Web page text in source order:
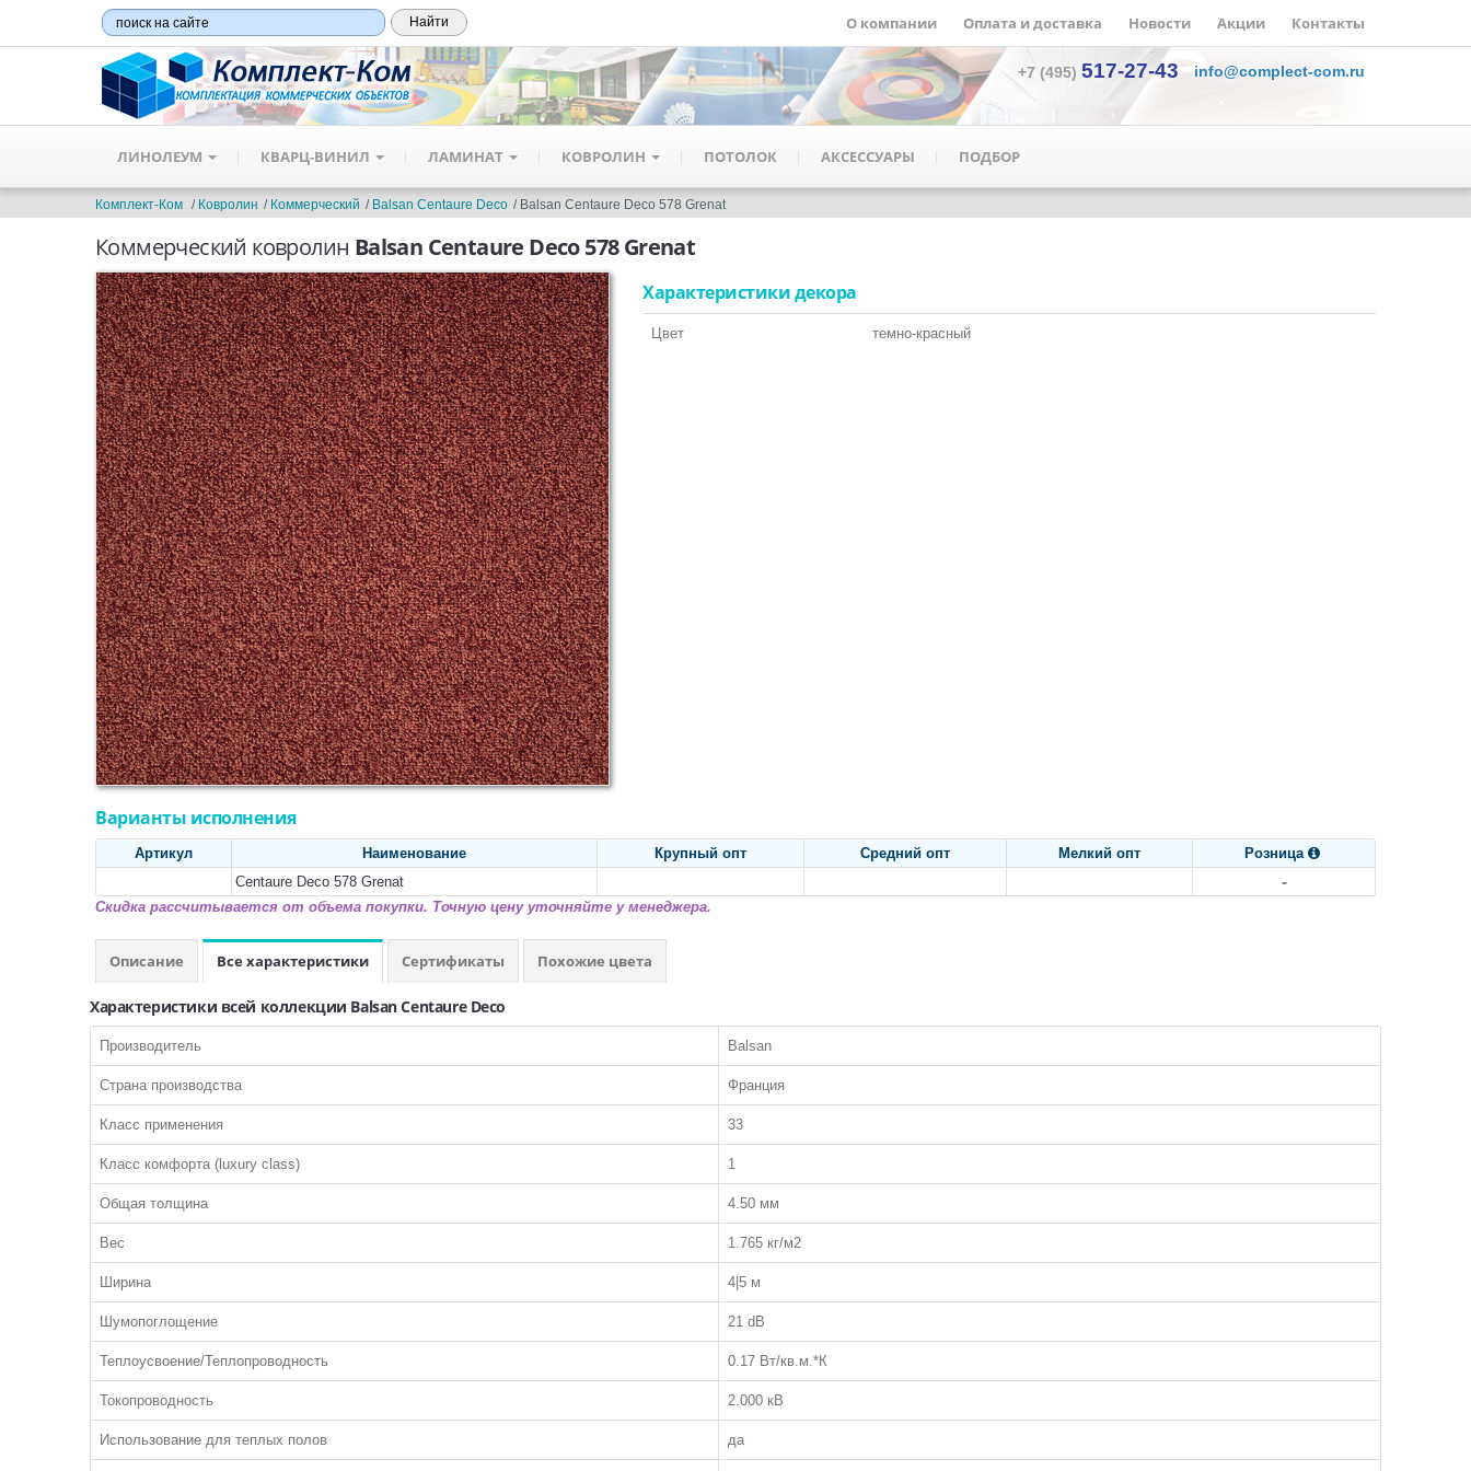
О компании Оплата и доставка Новости Акции Контакты
+7 (495) 517-27-43 info@complect-com.ru
ЛИНОЛЕУМ КВАРЦ-ВИНИЛ ЛАМИНАТ КОВРОЛИН ПОТОЛОК АКСЕССУАРЫ ПОДБОР
Комплект-Ком Ковролин Коммерческий Balsan Centaure Deco Balsan Centaure Deco 578 Grenat
Коммерческий ковролин Balsan Centaure Deco 578 Grenat
Характеристики декора
Цвет темно-красный
Варианты исполнения
Артикул Наименование Крупный опт Средний опт Мелкий опт Розница 
Centaure Deco 578 Grenat -
Скидка рассчитывается от объема покупки. Точную цену уточняйте у менеджера.
Описание Все характеристики Сертификаты Похожие цвета
Характеристики всей коллекции Balsan Centaure Deco
Производитель Balsan
Страна производства Франция
Класс применения 33
Класс комфорта (luxury class) 1
Общая толщина 4.50 мм
Вес 1.765 кг/м2
Ширина 4|5 м
Шумопоглощение 21 dB
Теплоусвоение/Теплопроводность 0.17 Вт/кв.м.*К
Токопроводность 2.000 кВ
Использование для теплых полов да